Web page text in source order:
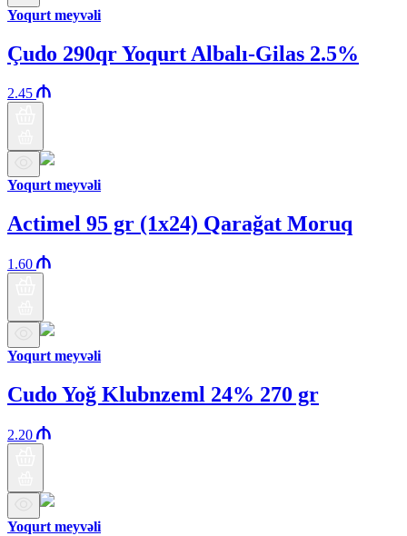
Yoqurt meyvəli
Çudo 290qr Yoqurt Albalı-Gilas 2.5%
2.45
Yoqurt meyvəli
Actimel 95 gr (1x24) Qarağat Moruq
1.60
Yoqurt meyvəli
Cudo Yoğ Klubnzeml 24% 270 gr
2.20
Yoqurt meyvəli